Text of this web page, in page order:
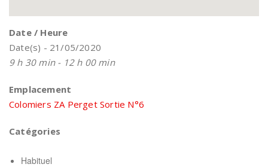
Date / Heure
Date(s) - 21/05/2020
9 h 30 min - 12 h 00 min
Emplacement
Colomiers ZA Perget Sortie N°6
Catégories
Habituel